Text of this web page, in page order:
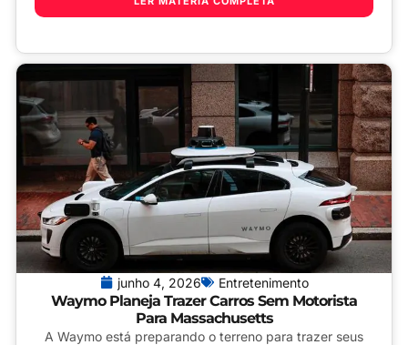
junho 4, 2026 Entretenimento
Waymo Planeja Trazer Carros Sem Motorista
Para Massachusetts
A Waymo está preparando o terreno para trazer seus